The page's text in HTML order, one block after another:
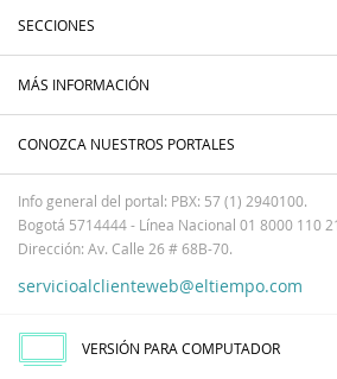
SECCIONES
MÁS INFORMACIÓN
CONOZCA NUESTROS PORTALES
Info general del portal: PBX: 57 (1) 2940100.
Bogotá 5714444 - Línea Nacional 01 8000 110
Dirección: Av. Calle 26 # 68B-70.
servicioalclienteweb@eltiempo.com
VERSIÓN PARA COMPUTADOR